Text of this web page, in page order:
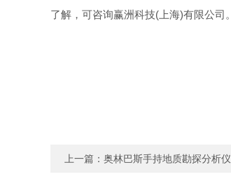
了解，可咨询赢洲科技(上海)有限公司。
上一篇： 奥林巴斯手持地质勘探分析